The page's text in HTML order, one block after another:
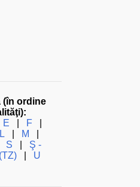
(în ordine
E F|
L M
S
Ş -
| U